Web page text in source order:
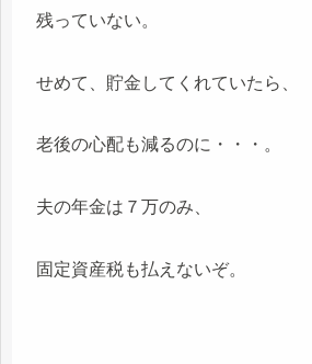
残っていない。
せめて、貯金してくれていたら、
老後の心配も減るのに・・・。
夫の年金は７万のみ、
固定資産税も払えないぞ。